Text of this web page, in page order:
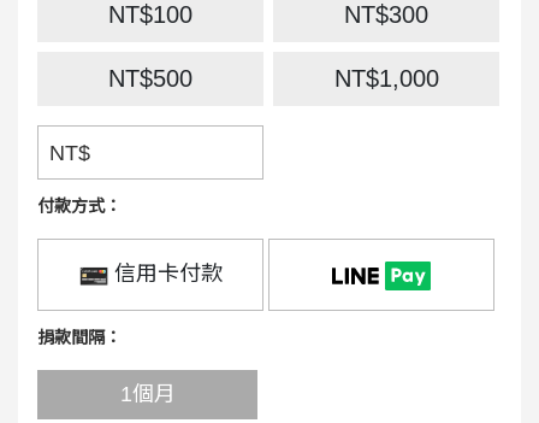
NT$100 NT$300
NT$500 NT$1,000
NT$
付款方式：
信用卡付款
捐款間隔：
1個月